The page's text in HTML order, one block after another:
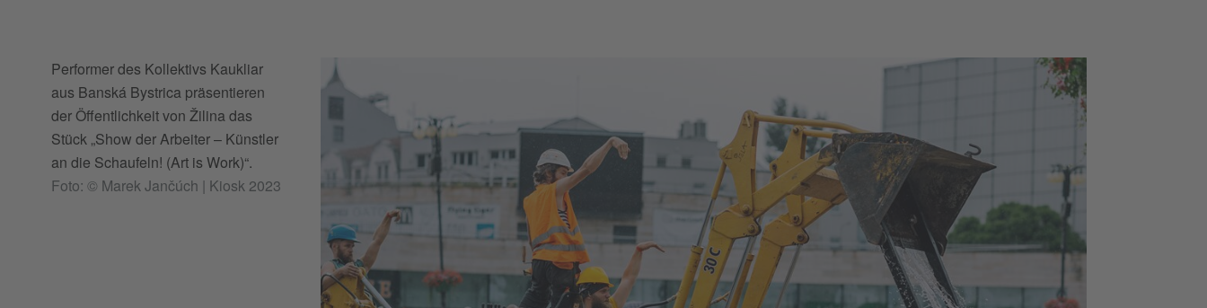
Performer des Kollektivs Kaukliar
aus Banská Bystrica präsentieren
der Öffentlichkeit von Žilina das
Stück „Show der Arbeiter – Künstler
an die Schaufeln! (Art is Work)“.
Foto: © Marek Jančúch | Kiosk 2023